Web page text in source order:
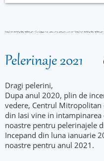
Pelerinaje 2021
Dragi pelerini,
Dupa anul 2020, plin de
vedere, Centrul Mitropolitan
din Iasi vine in
noastre pentru pelerinajele
Incepand din luna ianuarie
noastre pentru anul 2021.